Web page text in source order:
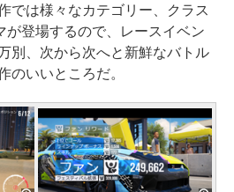
では様々なカテゴリー、クラス
が登場するので、レースイベン
別、次から次へと新鮮なバトル
のいいところだ。